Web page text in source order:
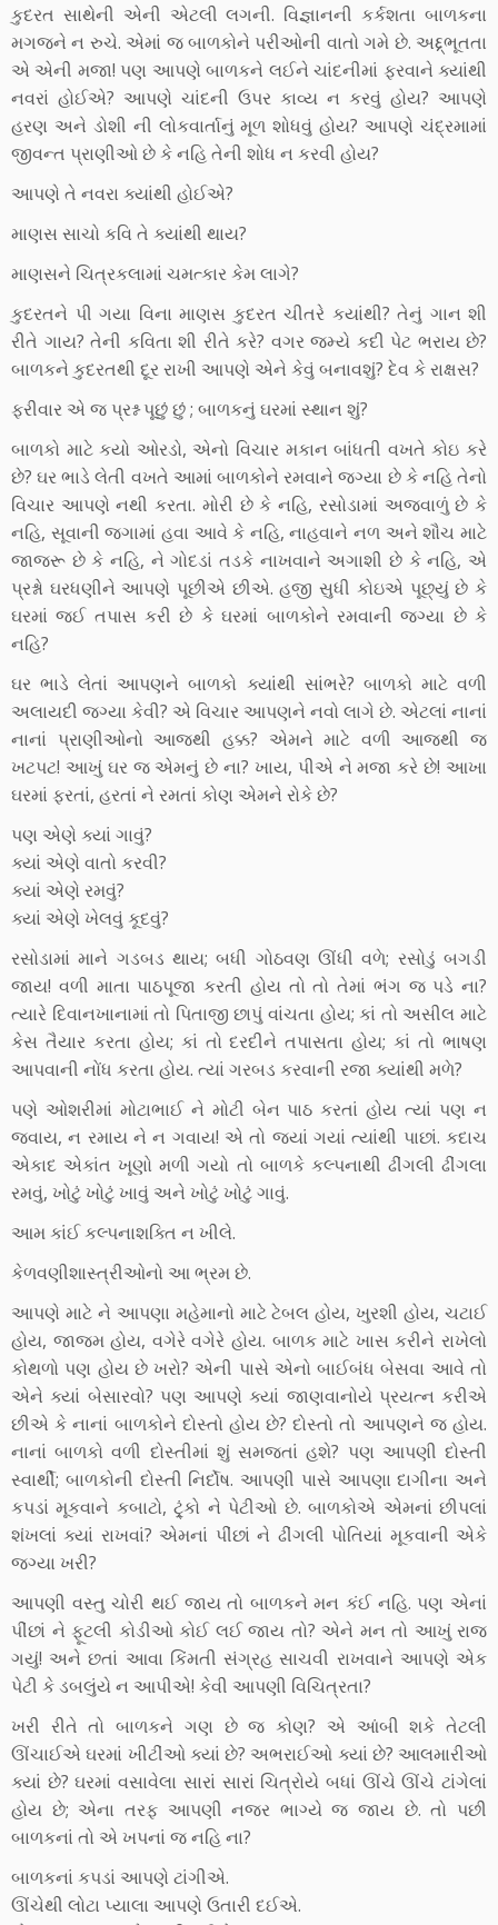
કુદરત સાથેની એની એટલી લગની. વિજ્ઞાનની કર્કશતા બાળકના
મગજને ન રુચે. એમાં જ બાળકોને પરીઓની વાતો ગમે છે. અદ્દ્ભૂતતા
એ એની મજા! પણ આપણે બાળકને લઈને ચાંદનીમાં ફરવાને ક્યાંથી
નવરાં હોઈએ? આપણે ચાંદની ઉપર કાવ્ય ન કરવું હોય? આપણે
હરણ અને ડોશી ની લોકવાર્તાનું મૂળ શોધવું હોય? આપણે ચંદ્રમામાં
જીવન્ત પ્રાણીઓ છે કે નહિ તેની શોધ ન કરવી હોય?
આપણે તે નવરા ક્યાંથી હોઈએ?
માણસ સાચો કવિ તે ક્યાંથી થાય?
માણસને ચિત્રકલામાં ચમત્કાર કેમ લાગે?
કુદરતને પી ગયા વિના માણસ કુદરત ચીતરે કયાંથી? તેનું ગાન શી
રીતે ગાય? તેની કવિતા શી રીતે કરે? વગર જમ્યે કદી પેટ ભરાય છે?
બાળકને કુદરતથી દૂર રાખી આપણે એને કેવું બનાવશું? દેવ કે રાક્ષસ?
ફરીવાર એ જ પ્રશ્ન પૂછું છું ; બાળકનું ઘરમાં સ્થાન શું?
બાળકો માટે કયો ઓરડો, એનો વિચાર મકાન બાંધતી વખતે કોઇ કરે
છે? ઘર ભાડે લેતી વખતે આમાં બાળકોને રમવાને જગ્યા છે કે નહિ તેનો
વિચાર આપણે નથી કરતા. મોરી છે કે નહિ, રસોડામાં અજવાળું છે કે
નહિ, સૂવાની જગામાં હવા આવે કે નહિ, નાહવાને નળ અને શૌચ માટે
જાજરૂ છે કે નહિ, ને ગોદડાં તડકે નાખવાને અગાશી છે કે નહિ, એ
પ્રશ્નો ઘરધણીને આપણે પૂછીએ છીએ. હજી સુધી કોઇએ પૂછ્યું છે કે
ઘરમાં જઈ તપાસ કરી છે કે ઘરમાં બાળકોને રમવાની જગ્યા છે કે
નહિ?
ઘર ભાડે લેતાં આપણને બાળકો ક્યાંથી સાંભરે? બાળકો માટે વળી
અલાયદી જગ્યા કેવી? એ વિચાર આપણને નવો લાગે છે. એટલાં નાનાં
નાનાં પ્રાણીઓનો આજથી હક્ક? એમને માટે વળી આજથી જ
ખટપટ! આખું ઘર જ એમનું છે ના? ખાય, પીએ ને મજા કરે છે! આખા
ઘરમાં ફરતાં, હરતાં ને રમતાં કોણ એમને રોકે છે?
પણ એણે ક્યાં ગાવું?
ક્યાં એણે વાતો કરવી?
ક્યાં એણે રમવું?
ક્યાં એણે ખેલવું કૂદવું?
રસોડામાં માને ગડબડ થાય; બધી ગોઠવણ ઊંધી વળે; રસોડું બગડી
જાય! વળી માતા પાઠપૂજા કરતી હોય તો તો તેમાં ભંગ જ પડે ના?
ત્યારે દિવાનખાનામાં તો પિતાજી છાપું વાંચતા હોય; કાં તો અસીલ માટે
કેસ તૈયાર કરતા હોય; કાં તો દરદીને તપાસતા હોય; કાં તો ભાષણ
આપવાની નોંધ કરતા હોય. ત્યાં ગરબડ કરવાની રજા ક્યાંથી મળે?
પણે ઓશરીમાં મોટાભાઈ ને મોટી બેન પાઠ કરતાં હોય ત્યાં પણ ન
જવાય, ન રમાય ને ન ગવાય! એ તો જ્યાં ગયાં ત્યાંથી પાછાં. કદાચ
એકાદ એકાંત ખૂણો મળી ગયો તો બાળકે કલ્પનાથી ઢીંગલી ઢીંગલા
રમવું, ખોટું ખોટું ખાવું અને ખોટું ખોટું ગાવું.
આમ કાંઈ કલ્પનાશક્તિ ન ખીલે.
કેળવણીશાસ્ત્રીઓનો આ ભ્રમ છે.
આપણે માટે ને આપણા મહેમાનો માટે ટેબલ હોય, ખુરશી હોય, ચટાઈ
હોય, જાજમ હોય, વગેરે વગેરે હોય. બાળક માટે ખાસ કરીને રાખેલો
કોથળો પણ હોય છે ખરો? એની પાસે એનો બાઈબંધ બેસવા આવે તો
એને ક્યાં બેસારવો? પણ આપણે ક્યાં જાણવાનોયે પ્રયત્ન કરીએ
છીએ કે નાનાં બાળકોને દોસ્તો હોય છે? દોસ્તો તો આપણને જ હોય.
નાનાં બાળકો વળી દોસ્તીમાં શું સમજતાં હશે? પણ આપણી દોસ્તી
સ્વાર્થી; બાળકોની દોસ્તી નિર્દોષ. આપણી પાસે આપણા દાગીના અને
કપડાં મૂકવાને કબાટો, ટ્ર્ંકો ને પેટીઓ છે. બાળકોએ એમનાં છીપલાં
શંખલાં ક્યાં રાખવાં? એમનાં પીંછાં ને ઢીંગલી પોતિયાં મૂકવાની એકે
જગ્યા ખરી?
આપણી વસ્તુ ચોરી થઈ જાય તો બાળકને મન કંઈ નહિ. પણ એનાં
પીંછાં ને ફૂટલી કોડીઓ કોઈ લઈ જાય તો? એને મન તો આખું રાજ
ગયું! અને છતાં આવા કિંમતી સંગ્રહ સાચવી રાખવાને આપણે એક
પેટી કે ડબલુંયે ન આપીએ! કેવી આપણી વિચિત્રતા?
ખરી રીતે તો બાળકને ગણ છે જ કોણ? એ આંબી શકે તેટલી
ઊંચાઈએ ઘરમાં ખીટીંઓ ક્યાં છે? અભરાઈઓ ક્યાં છે? આલમારીઓ
ક્યાં છે? ઘરમાં વસાવેલા સારાં સારાં ચિત્રોયે બધાં ઊંચે ઊંચે ટાંગેલાં
હોય છે; એના તરફ આપણી નજર ભાગ્યે જ જાય છે. તો પછી
બાળકનાં તો એ ખપનાં જ નહિ ના?
બાળકનાં કપડાં આપણે ટાંગીએ.
ઊંચેથી લોટા પ્યાલા આપણે ઉતારી દઈએ.